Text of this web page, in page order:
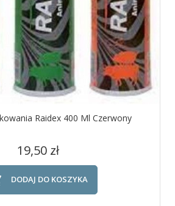
Raidex 400 Ml Czerwony
Cena
19,50 zł
DODAJ DO KOSZYKA